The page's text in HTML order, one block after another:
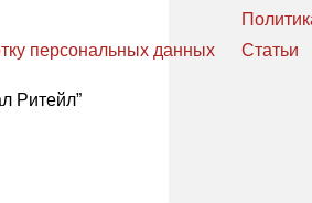
персональных данных
Статьи
Ритейл”